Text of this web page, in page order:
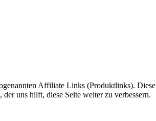
Affiliate Links (Produktlinks).
uns hilft, diese Seite weiter zu verbessern.